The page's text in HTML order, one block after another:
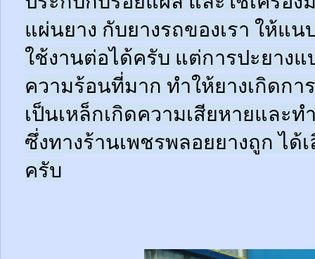
แผ่นยาง กับยางรถของเรา ให้แ
ใช้งานต่อได้ครับ แต่การปะยาง
ความร้อนที่มาก ทำให้ยางเกิดกา
เป็นเหล็กเกิดความเสียหายและท
ซึ่งทางร้านเพชรพลอยยางถูก ได้
ครับ